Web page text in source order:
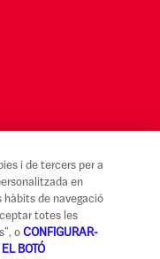
i de tercers per a
en
hàbits de navegació
totes les
oCONFIGURAR-
BOTÓ